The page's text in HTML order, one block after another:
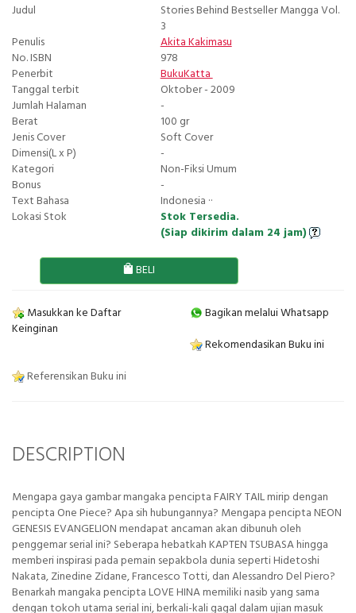
Judul
Stories Behind Bestseller Mangga Vol.
3
Penulis
Akita Kakimasu
No. ISBN
978
Penerbit
BukuKatta
Tanggal terbit
Oktober - 2009
Jumlah Halaman
-
Berat
100 gr
Jenis Cover
Soft Cover
Dimensi(L x P)
-
Kategori
Non-Fiksi Umum
Bonus
-
Text Bahasa
Indonesia ··
Lokasi Stok
Stok Tersedia.
(Siap dikirim dalam 24 jam)
BELI
Masukkan ke Daftar
Keinginan
Bagikan melalui Whatsapp
Rekomendasikan Buku ini
Referensikan Buku ini
DESCRIPTION
Mengapa gaya gambar mangaka pencipta FAIRY TAIL mirip dengan
pencipta One Piece? Apa sih hubungannya? Mengapa pencipta NEON
GENESIS EVANGELION mendapat ancaman akan dibunuh oleh
penggemar serial ini? Seberapa hebatkah KAPTEN TSUBASA hingga
memberi inspirasi pada pemain sepakbola dunia seperti Hidetoshi
Nakata, Zinedine Zidane, Francesco Totti, dan Alessandro Del Piero?
Benarkah mangaka pencipta LOVE HINA memiliki nasib yang sama
dengan tokoh utama serial ini, berkali-kali gagal dalam ujian masuk